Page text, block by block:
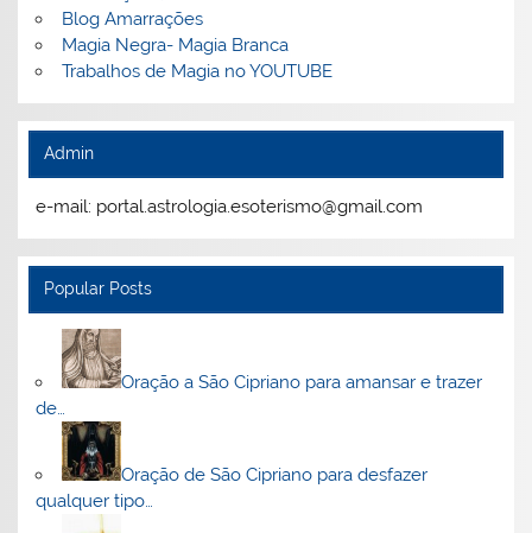
Blog Amarrações
Magia Negra- Magia Branca
Trabalhos de Magia no YOUTUBE
Admin
e-mail: portal.astrologia.esoterismo@gmail.com
Popular Posts
Oração a São Cipriano para amansar e trazer
de…
Oração de São Cipriano para desfazer
qualquer tipo…